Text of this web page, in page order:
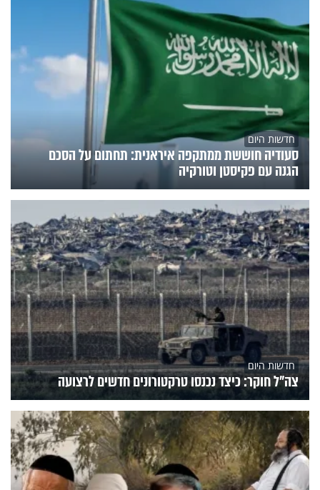
חדשות היום
סעודיה חוששת ממתקפה איראנית: תחתום על הסכם
הגנה עם פקיסטן וטורקיה
חדשות היום
צה"ל חוקר: כיצד נכנסו טרקטורונים חדשים לרצועה